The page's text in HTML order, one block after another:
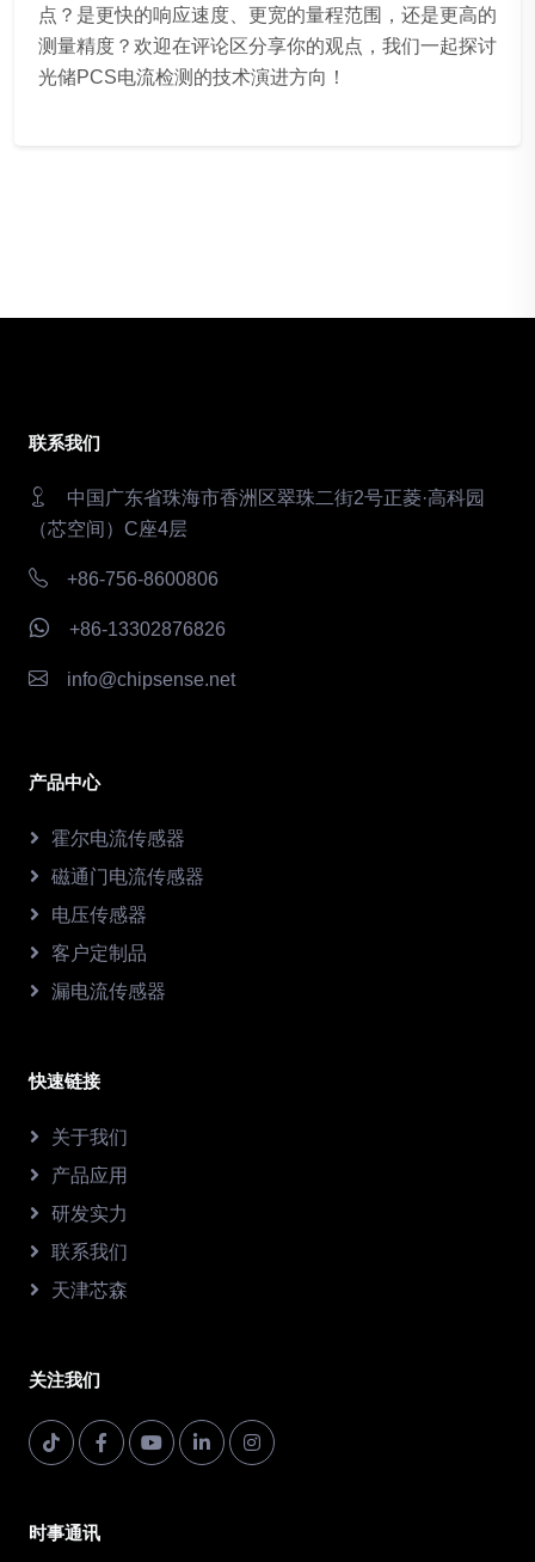
点？是更快的响应速度、更宽的量程范围，还是更高的
测量精度？欢迎在评论区分享你的观点，我们一起探讨
光储PCS电流检测的技术演进方向！
联系我们
中国广东省珠海市香洲区翠珠二街2号正菱·高科园
（芯空间）C座4层
+86-756-8600806
+86-13302876826
info@chipsense.net
产品中心
霍尔电流传感器
磁通门电流传感器
电压传感器
客户定制品
漏电流传感器
快速链接
关于我们
产品应用
研发实力
联系我们
天津芯森
关注我们
时事通讯